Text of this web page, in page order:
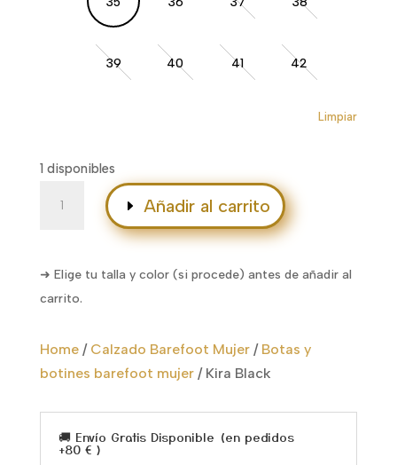
77,50€.
39 40 41 42
Limpiar
1 disponibles
Añadir al carrito
➜ Elige tu talla y color (si procede) antes de añadir al
carrito.
Home/ Calzado Barefoot Mujer/ Botas y
botines barefoot mujer/ Kira Black
🚚 Envío Gratis Disponible (en pedidos
+80 € )